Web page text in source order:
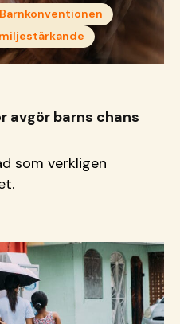
Barnkonventionen
avgör barns chans
som verkligen